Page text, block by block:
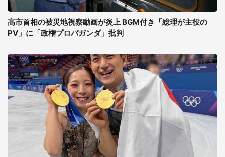
高市首相の被災地視察動画が炎上 BGM付き「総理が主役の
PV」に「政権プロパガンダ」批判